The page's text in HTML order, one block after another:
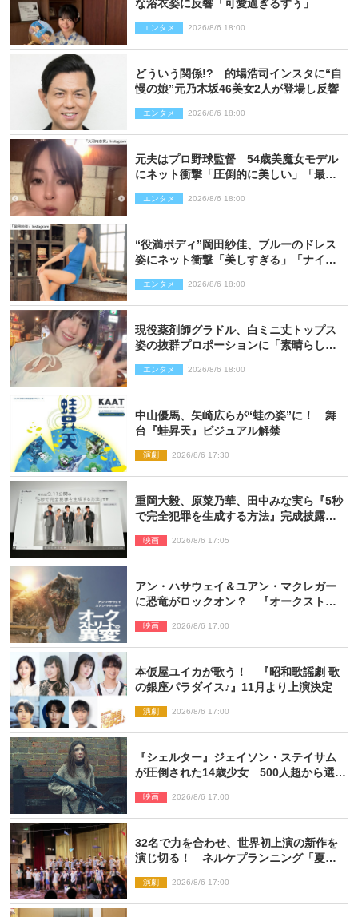
な浴衣姿に反響「可愛過ぎるすぅ」
エンタメ 2026/8/6 18:00
どういう関係!? 的場浩司インスタに“自
慢の娘”元乃木坂46美女2人が登場し反響
エンタメ 2026/8/6 18:00
元夫はプロ野球監督 54歳美魔女モデル
にネット衝撃「圧倒的に美しい」「最強
エンタメ 2026/8/6 18:00
“役満ボディ”岡田紗佳、ブルーのドレス
姿にネット衝撃「美しすぎる」「ナイ
エンタメ 2026/8/6 18:00
現役薬剤師グラドル、白ミニ丈トップス
姿の抜群プロポーションに「素晴らしす
エンタメ 2026/8/6 18:00
中山優馬、矢崎広らが“蛙の姿”に！ 舞
台『蛙昇天』ビジュアル解禁
演劇 2026/8/6 17:30
重岡大毅、原菜乃華、田中みな実ら『5秒
で完全犯罪を生成する方法』完成披露に
映画 2026/8/6 17:05
アン・ハサウェイ＆ユアン・マクレガー
に恐竜がロックオン？ 『オークストリ
解禁
映画 2026/8/6 17:00
本仮屋ユイカが歌う！ 『昭和歌謡劇 歌
の銀座パラダイス♪』11月より上演決定
演劇 2026/8/6 17:00
『シェルター』ジェイソン・ステイサム
が圧倒された14歳少女 500人超から選出
とは
映画 2026/8/6 17:00
32名で力を合わせ、世界初上演の新作を
演じ切る！ ネルケプランニング「夏休
ト【最終日】
演劇 2026/8/6 17:00